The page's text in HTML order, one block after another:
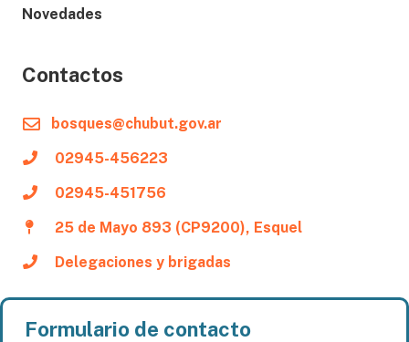
Novedades
Contactos
bosques@chubut.gov.ar
02945-456223
02945-451756
25 de Mayo 893 (CP9200), Esquel
Delegaciones y brigadas
Formulario de contacto